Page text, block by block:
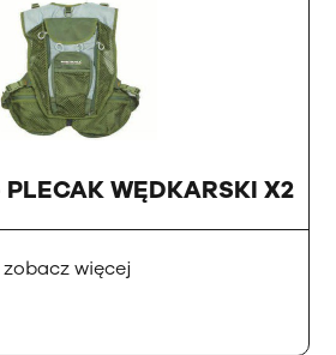
WĘDKARSKI X2
zobacz więcej